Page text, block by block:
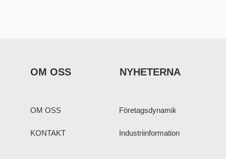
OM OSS NYHETERNA
OM OSS
KONTAKT
Företagsdynamik
Industriinformation